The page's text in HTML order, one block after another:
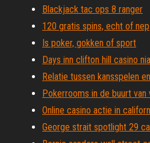
Blackjack tac ops 8 ranger
120 gratis spins, echt of nep
Is poker, gokken of sport
Days inn clifton hill casino
Relatie tussen kansspelen
Pokerrooms in de buurt
Online casino actie in
George strait spotlight 29